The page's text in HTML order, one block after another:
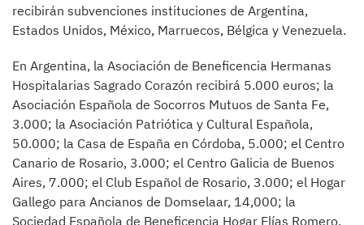
recibirán subvenciones instituciones de Argentina,
Estados Unidos, México, Marruecos, Bélgica y Venezuela.
En Argentina, la Asociación de Beneficencia Hermanas
Hospitalarias Sagrado Corazón recibirá 5.000 euros; la
Asociación Española de Socorros Mutuos de Santa Fe,
3.000; la Asociación Patriótica y Cultural Española,
50.000; la Casa de España en Córdoba, 5.000; el Centro
Canario de Rosario, 3.000; el Centro Galicia de Buenos
Aires, 7.000; el Club Español de Rosario, 3.000; el Hogar
Gallego para Ancianos de Domselaar, 14,000; la
Sociedad Española de Beneficencia Hogar Elías Romero,